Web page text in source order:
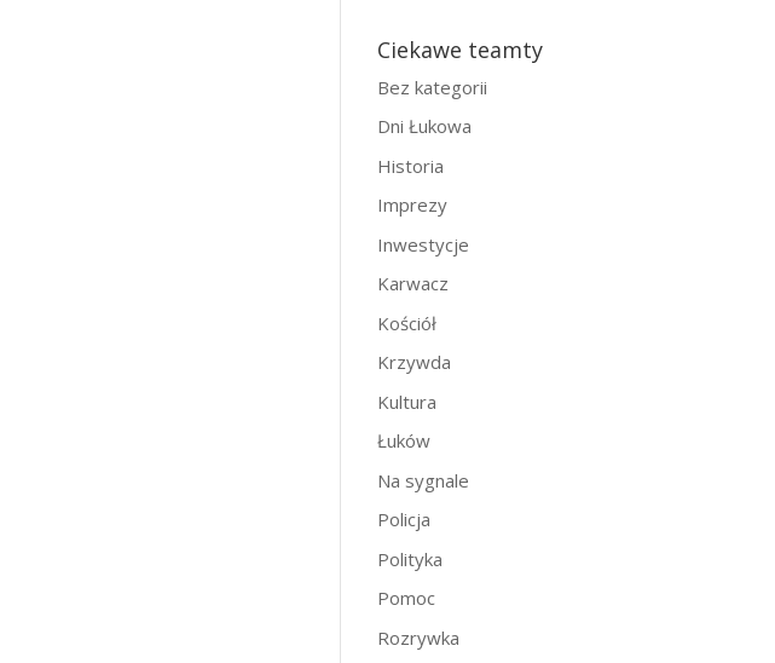
Ciekawe teamty
Bez kategorii
Dni Łukowa
Historia
Imprezy
Inwestycje
Karwacz
Kościół
Krzywda
Kultura
Łuków
Na sygnale
Policja
Polityka
Pomoc
Rozrywka